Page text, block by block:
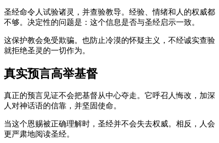
圣经命令人试验诸灵，并查验教导。经验、情绪和人的权威都
不够。决定性的问题是：这个信息是否与圣经启示一致。
这保护教会免受欺骗。也防止冷漠的怀疑主义，不经诚实查验
就拒绝圣灵的一切作为。
真实预言高举基督
真正的预言见证不会把基督从中心夺走。它呼召人悔改，加深
人对神话语的信靠，并坚固使命。
当这个恩赐被正确理解时，圣经并不会失去权威。相反，人会
更严肃地阅读圣经。